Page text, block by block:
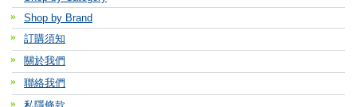
Shop by Brand
訂購須知
關於我們
聯絡我們